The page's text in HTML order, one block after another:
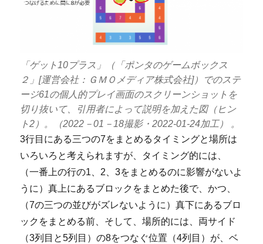
「ゲット10プラス」（「ポンタのゲームボックス
２」[運営会社：ＧＭＯメディア株式会社]）でのステ
ージ61の個人的プレイ画面のスクリーンショットを
切り抜いて、引用者によって説明を加えた図（ヒン
ト2）。（2022－01－18撮影・2022-01-24加工） 。
3行目にある三つの7をまとめるタイミングと場所は
いろいろと考えられますが、タイミング的には、
（一番上の行の1、2、3をまとめるのに影響がないよ
うに）真上にあるブロックをまとめた後で、かつ、
（7の三つの並びがズレないように）真下にあるブロ
ックをまとめる前、そして、場所的には、両サイド
（3列目と5列目）の8をつなぐ位置（4列目）が、ベ